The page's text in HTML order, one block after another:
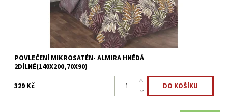
POVLEČENÍ MIKROSATÉN- ALMIRA HNĚDÁ
2DÍLNÉ(140X200,70X90)
329 Kč